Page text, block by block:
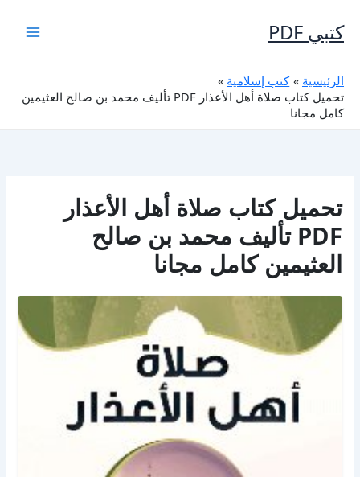
إلى
المحتوى
كتبي PDF
الرئيسية
كتب إسلامية
تحميل كتاب صلاة أهل الأعذار PDF تأليف محمد بن صالح العثيمين
كامل مجانا
تحميل كتاب صلاة أهل الأعذار
PDF تأليف محمد بن صالح
العثيمين كامل مجانا